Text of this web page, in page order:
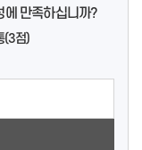
에 만족하십니까?
(3점)